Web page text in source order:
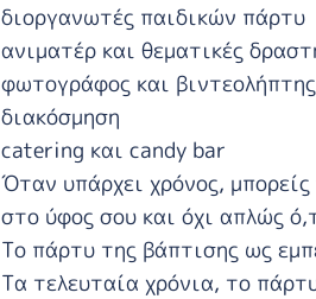
διοργανωτές παιδικών πάρτυ
ανιματέρ και θεματικές
φωτογράφος και βιντεολήπτης
διακόσμηση
catering και candy bar
Όταν υπάρχει χρόνος,
στο ύφος σου και όχι απλώς
Το πάρτυ της βάπτισης ως
Τα τελευταία χρόνια, το